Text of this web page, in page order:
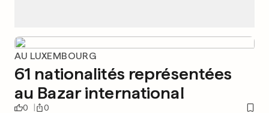
AU LUXEMBOURG
61 nationalités représentées
au Bazar international
0 0